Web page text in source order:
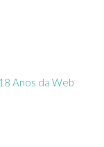
Anos da Web